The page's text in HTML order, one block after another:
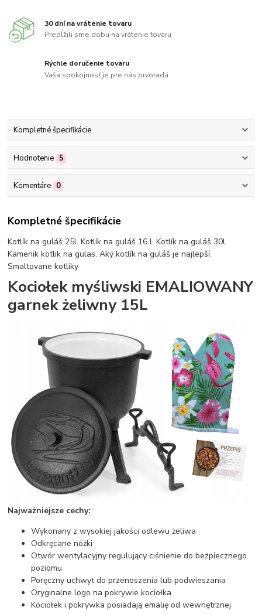
30 dní na vrátenie tovaru
Predĺžili sme dobu na vrátenie tovaru
Rýchle doručenie tovaru
Vaša spokojnosť je pre nás prvoradá
Kompletné špecifikácie
Hodnotenie 5
Komentáre 0
Kompletné špecifikácie
Kotlík na guláš 25l. Kotlík na guláš 16 l. Kotlík na guláš 30l.
Kamenik kotlik na gulas. Aký kotlík na guláš je najlepší.
Smaltovane kotliky
Kociołek myśliwski EMALIOWANY
garnek żeliwny 15L
Najważniejsze cechy:
Wykonany z wysokiej jakości odlewu żeliwa
Odkręcane nóżki
Otwór wentylacyjny regulujący ciśnienie do bezpiecznego
poziomu
Poręczny uchwyt do przenoszenia lub podwieszania
Oryginalne logo na pokrywie kociołka
Kociołek i pokrywka posiadają emalię od wewnętrznej